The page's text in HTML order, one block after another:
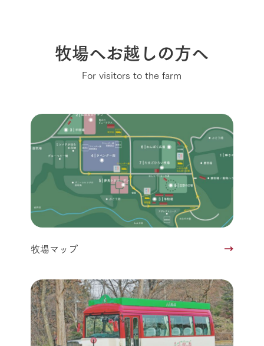
牧場へお越しの方へ
For visitors to the farm
牧場マップ